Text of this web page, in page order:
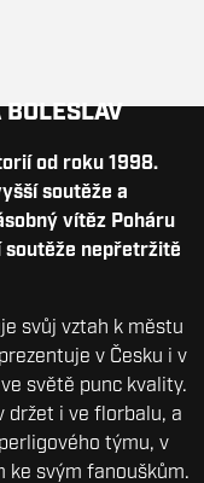
od roku 1998.
soutěže a
vítěz Poháru
soutěže nepřetržitě
svůj vztah k městu
v Česku i v
světě punc kvality.
držet i ve florbalu, a
týmu, v
ke svým fanouškům.